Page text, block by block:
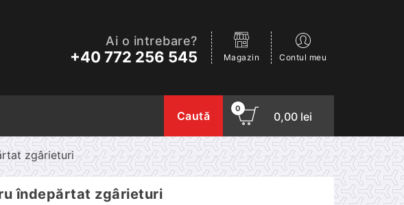
Ai o intrebare?
+40 772 256 545 Magazin Contul meu
Caută
0
0,00 lei
zgârieturi
îndepărtat zgârieturi